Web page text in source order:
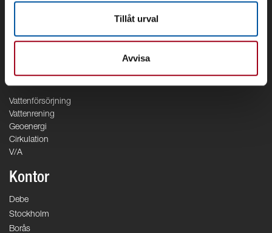
Tillåt urval
Avvisa
Om Debe
Områden
Vattenförsörjning
Vattenrening
Geoenergi
Cirkulation
V/A
Kontor
Debe
Stockholm
Borås